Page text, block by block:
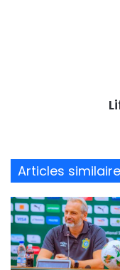
Articles